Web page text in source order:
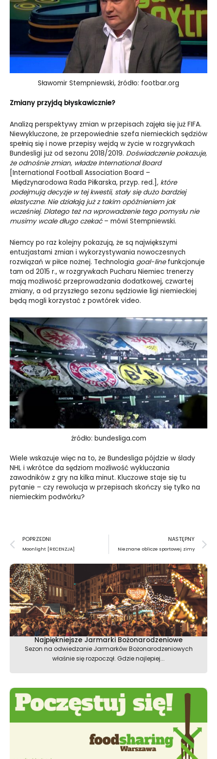
Sławomir Stempniewski, źródło: footbar.org
Zmiany przyjdą błyskawicznie?
Analizą perspektywy zmian w przepisach zajęła się już FIFA.
Niewykluczone, że przepowiednie szefa niemieckich sędziów
spełnią się i nowe przepisy wejdą w życie w rozgrywkach
Bundesligi już od sezonu 2018/2019. Doświadczenie pokazuje,
że odnośnie zmian, władze International Board
[International Football Association Board –
Międzynarodowa Rada Piłkarska, przyp. red.], które
podejmują decyzje w tej kwestii, stały się dużo bardziej
elastyczne. Nie działają już z takim opóźnieniem jak
wcześniej. Dlatego też na wprowadzenie tego pomysłu nie
musimy wcale długo czekać– mówi Stempniewski.
Niemcy po raz kolejny pokazują, że są największymi
entuzjastami zmian i wykorzystywania nowoczesnych
rozwiązań w piłce nożnej. Technologia goal-linefunkcjonuje
tam od 2015 r., w rozgrywkach Pucharu Niemiec trenerzy
mają możliwość przeprowadzania dodatkowej, czwartej
zmiany, a od przyszłego sezonu sędziowie ligi niemieckiej
będą mogli korzystać z powtórek video.
źródło: bundesliga.com
Wiele wskazuje więc na to, że Bundesliga pójdzie w ślady
NHL i wkrótce da sędziom możliwość wykluczania
zawodników z gry na kilka minut. Kluczowe staje się tu
pytanie – czy rewolucja w przepisach skończy się tylko na
niemieckim podwórku?
Prev
POPRZEDNI
Moonlight [RECENZJA]
NASTĘPNY
Nieznane oblicze sportowej zimy
Najpiękniejsze Jarmarki Bożonarodzeniowe
Sezon na odwiedzanie Jarmarków Bożonarodzeniowych
właśnie się rozpoczął. Gdzie najlepiej...